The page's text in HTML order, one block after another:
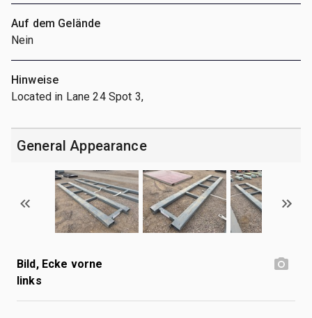
Auf dem Gelände
Nein
Hinweise
Located in Lane 24 Spot 3,
General Appearance
Bild, Ecke vorne
links